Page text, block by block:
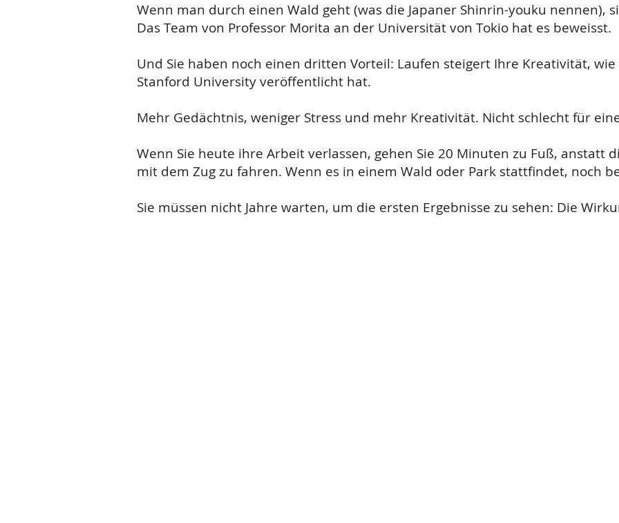
Wenn man durch einen Wald geht (was die Japaner Shinrin-youku nennen),
Das Team von Professor Morita an der Universität von Tokio hat es beweisst.
Und Sie haben noch einen dritten Vorteil: Laufen steigert Ihre Kreativität,
Stanford University veröffentlicht hat.
Mehr Gedächtnis, weniger Stress und mehr Kreativität. Nicht schlecht für
Wenn Sie heute ihre Arbeit verlassen, gehen Sie 20 Minuten zu Fuß, anstatt
mit dem Zug zu fahren. Wenn es in einem Wald oder Park stattfindet, noch
Sie müssen nicht Jahre warten, um die ersten Ergebnisse zu sehen: Die